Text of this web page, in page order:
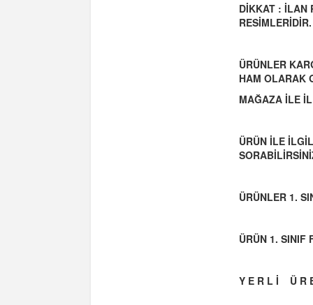
DİKKAT : İLAN
RESİMLERİDİR.
ÜRÜNLER
HAM OLARAK
MAĞAZA İLE
ÜRÜN İLE
ÜRÜNLER 1.
ÜRÜN 1. SINIF
Y E R L İ Ü R